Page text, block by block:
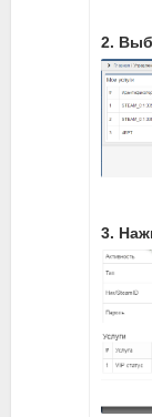
2.
3.